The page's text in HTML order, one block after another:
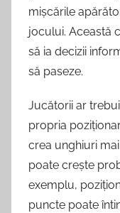
mișcările
jocului. Această
să ia decizii
să paseze.
Jucătorii ar
propria
crea unghiuri
poate crește
exemplu,
puncte poate